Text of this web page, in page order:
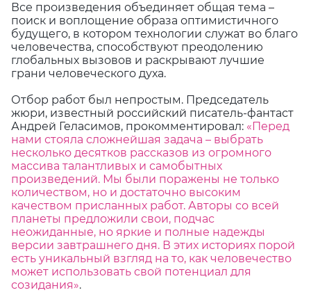
Все произведения объединяет общая тема –
поиск и воплощение образа оптимистичного
будущего, в котором технологии служат во благо
человечества, способствуют преодолению
глобальных вызовов и раскрывают лучшие
грани человеческого духа.
Отбор работ был непростым. Председатель
жюри, известный российский писатель-фантаст
Андрей Геласимов, прокомментировал: «Перед
нами стояла сложнейшая задача – выбрать
несколько десятков рассказов из огромного
массива талантливых и самобытных
произведений. Мы были поражены не только
количеством, но и достаточно высоким
качеством присланных работ. Авторы со всей
планеты предложили свои, подчас
неожиданные, но яркие и полные надежды
версии завтрашнего дня. В этих историях порой
есть уникальный взгляд на то, как человечество
может использовать свой потенциал для
созидания».